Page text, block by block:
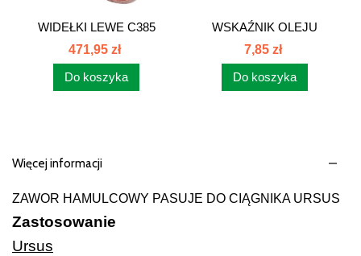
WIDEŁKI LEWE C385
80455006
471,95 zł
Do koszyka
WSKAŹNIK OLEJU
SILNIK 6...
7,85 zł
Do koszyka
Więcej informacji
ZAWOR HAMULCOWY PASUJE DO CIĄGNIKA URSUS
Zastosowanie
Ursus